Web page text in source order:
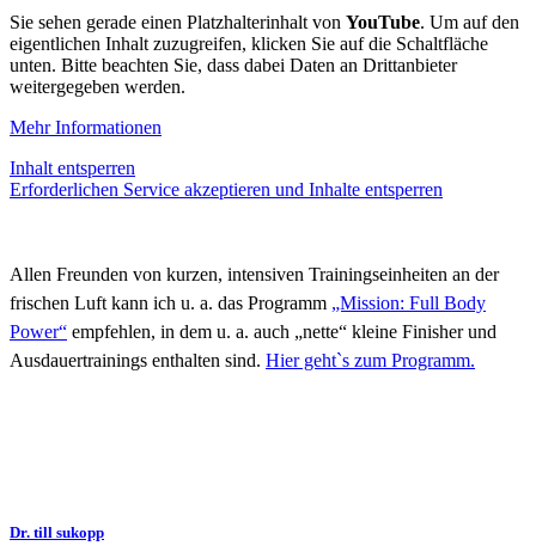
Sie sehen gerade einen Platzhalterinhalt von YouTube. Um auf den
eigentlichen Inhalt zuzugreifen, klicken Sie auf die Schaltfläche
unten. Bitte beachten Sie, dass dabei Daten an Drittanbieter
weitergegeben werden.
Mehr Informationen
Inhalt entsperren
Erforderlichen Service akzeptieren und Inhalte entsperren
Allen Freunden von kurzen, intensiven Trainingseinheiten an der
frischen Luft kann ich u. a. das Programm „Mission: Full Body
Power“ empfehlen, in dem u. a. auch „nette“ kleine Finisher und
Ausdauertrainings enthalten sind. Hier geht`s zum Programm.
Dr. till sukopp